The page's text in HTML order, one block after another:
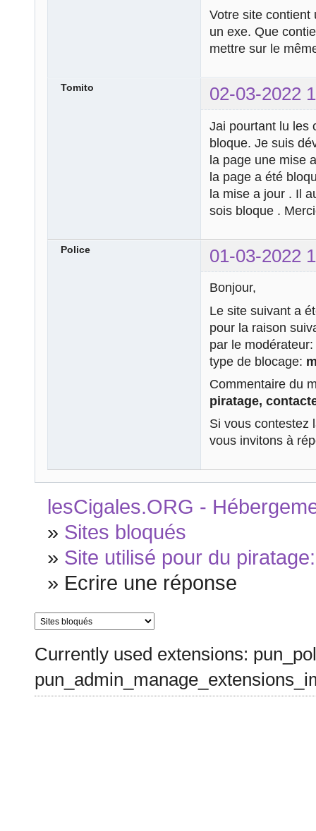
Votre site contient
un exe. Que
mettre sur le
Tomito 02-03-2022
Jai pourtant lu les
bloque. Je suis
la page une mise
la page a été
la mise a jour . Il
sois bloque .
Police 01-03-2022
Bonjour,
Le site suivant a
pour la raison
par le modérateur:
type de blocage:
Commentaire du
piratage,
Si vous contestez
vous invitons à
lesCigales.ORG -
» Sites bloqués
» Site utilisé pour du
» Ecrire une réponse
Currently used extensions: